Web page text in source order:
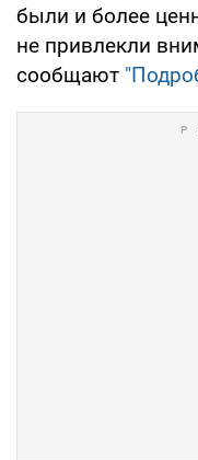
были и более
не привлекли
сообщают